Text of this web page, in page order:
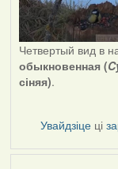
Четвертый вид в
обыкновенная (
сіняя).
Увайдзіце ці